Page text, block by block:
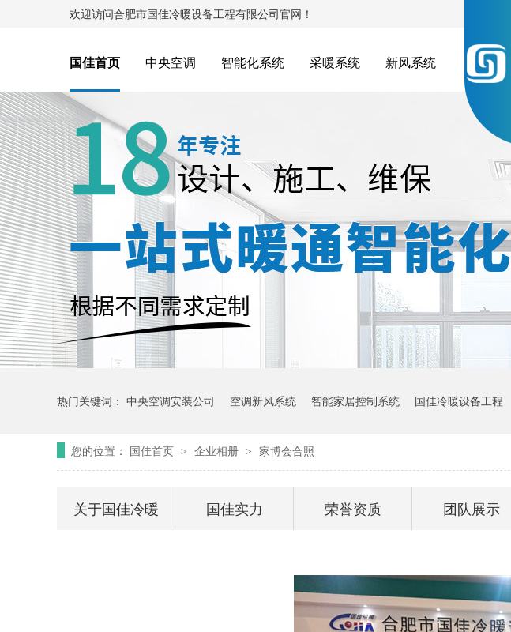
欢迎访问合肥市国佳冷暖设备工程有限公司官网！
国佳首页 中央空调 智能化系统 采暖系统 新风系统
热门关键词： 中央空调安装公司 空调新风系统 智能家居控制系统 国佳冷暖设备工程
您的位置： 国佳首页 > 企业相册 > 家博会合照
关于国佳冷暖 国佳实力 荣誉资质 团队展示